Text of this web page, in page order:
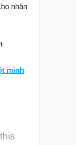
nhân
mình